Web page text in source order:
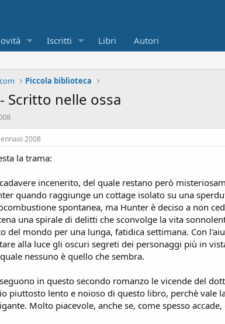
Iscritti Libri Autori
Piccola biblioteca
Scritto nelle ossa
2008
la trama:
incenerito, del quale restano però
quando raggiunge un cottage isolato su una
spontanea, ma Hunter è deciso a non
una spirale di delitti che sconvolge la vita
del mondo per una lunga, fatidica settimana. Con
alla luce gli oscuri segreti dei personaggi più in
nessuno è quello che sembra.
in questo secondo romanzo le vicende del
piuttosto lento e noioso di questo libro, perchè vale
Molto piacevole, anche se, come spesso